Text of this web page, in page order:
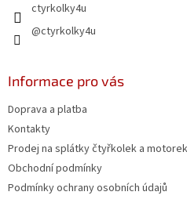
ctyrkolky4u
@ctyrkolky4u
Informace pro vás
Doprava a platba
Kontakty
Prodej na splátky čtyřkolek a motorek
Obchodní podmínky
Podmínky ochrany osobních údajů